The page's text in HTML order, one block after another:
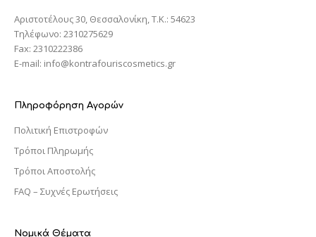
Αριστοτέλους 30, Θεσσαλονίκη, T.K.: 54623
Τηλέφωνο: 2310275629
Fax: 2310222386
E-mail: info@kontrafouriscosmetics.gr
Πληροφόρηση Αγορών
Πολιτική Επιστροφών
Τρόποι Πληρωμής
Τρόποι Αποστολής
FAQ – Συχνές Ερωτήσεις
Νομικά Θέματα